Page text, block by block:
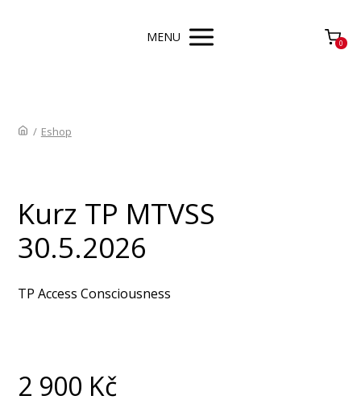
MENU 0
/ Eshop
Kurz TP MTVSS
30.5.2026
TP Access Consciousness
2 900 Kč